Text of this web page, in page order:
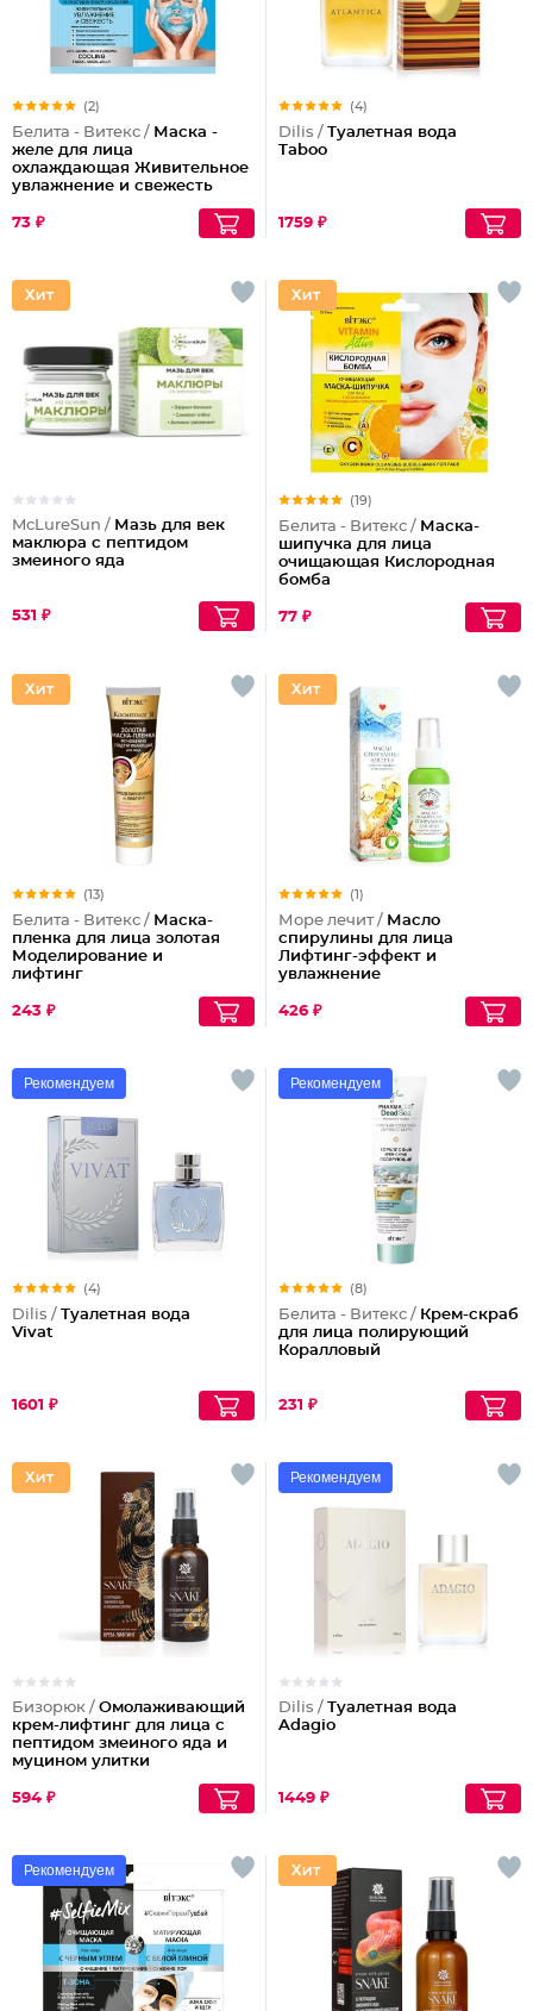
(2)
Белита - Витекс / Маска -
желе для лица
охлаждающая Живительное
увлажнение и свежесть
73 ₽
(4)
Dilis / Туалетная вода
Taboo
1759 ₽
McLureSun / Мазь для век
маклюра с пептидом
змеиного яда
531 ₽
(19)
Белита - Витекс / Маска-
шипучка для лица
очищающая Кислородная
бомба
77 ₽
(13)
Белита - Витекс / Маска-
пленка для лица золотая
Моделирование и
лифтинг
243 ₽
(1)
Море лечит / Масло
спирулины для лица
Лифтинг-эффект и
увлажнение
426 ₽
Рекомендуем
(4)
Dilis / Туалетная вода
Vivat
1601 ₽
Рекомендуем
(8)
Белита - Витекс / Крем-скраб
для лица полирующий
Коралловый
231 ₽
Бизорюк / Омолаживающий
крем-лифтинг для лица с
пептидом змеиного яда и
муцином улитки
594 ₽
Рекомендуем
Dilis / Туалетная вода
Adagio
1449 ₽
Рекомендуем